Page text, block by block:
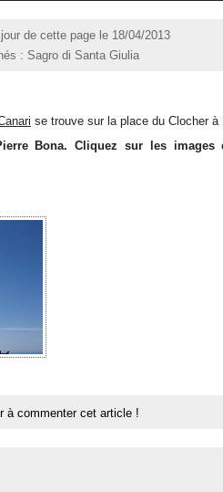
de cette page le 18/04/2013
: Sagro di Santa Giulia
se trouve sur la place du Clocher à
Bona. Cliquez sur les images
à commenter cet article !